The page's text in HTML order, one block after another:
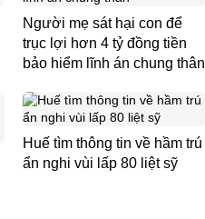
Người mẹ sát hại con để
trục lợi hơn 4 tỷ đồng tiền
bảo hiểm lĩnh án chung thân
Huế tìm thông tin về hầm trú
ẩn nghi vùi lấp 80 liệt sỹ